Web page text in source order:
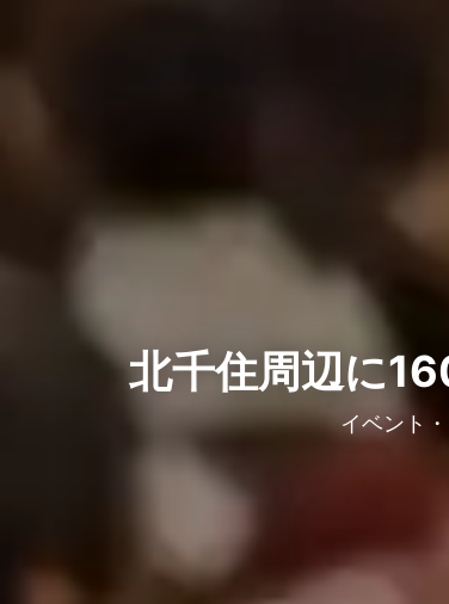
北千住周辺に
イベント